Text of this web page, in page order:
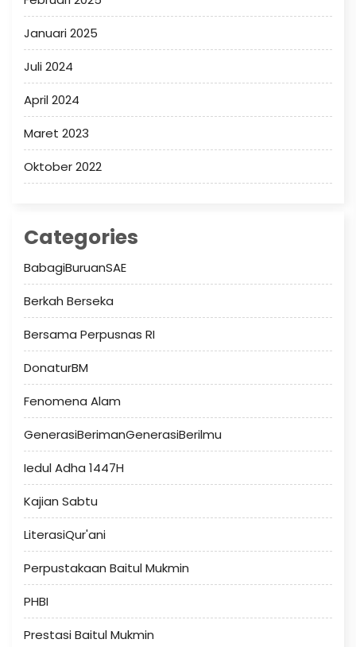
Januari 2025
Juli 2024
April 2024
Maret 2023
Oktober 2022
Categories
BabagiBuruanSAE
Berkah Berseka
Bersama Perpusnas RI
DonaturBM
Fenomena Alam
GenerasiBerimanGenerasiBerilmu
Iedul Adha 1447H
Kajian Sabtu
LiterasiQur'ani
Perpustakaan Baitul Mukmin
PHBI
Prestasi Baitul Mukmin